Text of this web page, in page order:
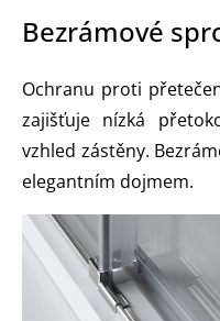
Bezrámové
Ochranu proti
zajišťuje nízká
vzhled zástěny.
elegantním dojmem.